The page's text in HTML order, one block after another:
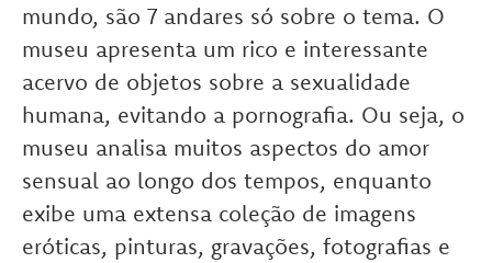
mundo, são 7 andares só sobre o tema. O
museu apresenta um rico e interessante
acervo de objetos sobre a sexualidade
humana, evitando a pornografia. Ou seja, o
museu analisa muitos aspectos do amor
sensual ao longo dos tempos, enquanto
exibe uma extensa coleção de imagens
eróticas, pinturas, gravações, fotografias e